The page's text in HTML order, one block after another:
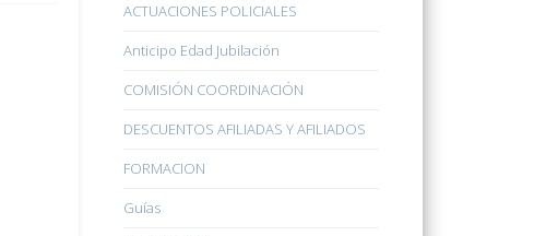
ACTUACIONES POLICIALES
Anticipo Edad Jubilación
COMISIÓN COORDINACIÓN
DESCUENTOS AFILIADAS Y AFILIADOS
FORMACION
Guías